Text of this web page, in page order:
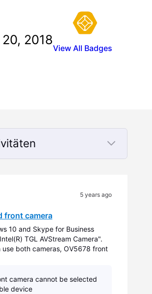
2018
View All Badges
5 years ago
front camera
10 and Skype for Business
TGL AVStream Camera".
use both cameras, OV5678 front
camera cannot be selected
device